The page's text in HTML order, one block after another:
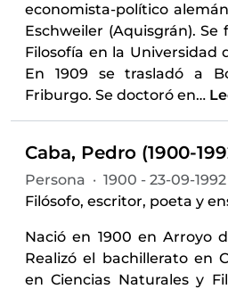
economista-político
Eschweiler (Aquisgrán).
Filosofía en la Universidad
En 1909 se trasladó a
Friburgo. Se doctoró en…
Caba, Pedro (1900-
Persona · 1900 - 23-09-1992
Filósofo, escritor, poeta y
Nació en 1900 en Arroyo
Realizó el bachillerato en
en Ciencias Naturales y